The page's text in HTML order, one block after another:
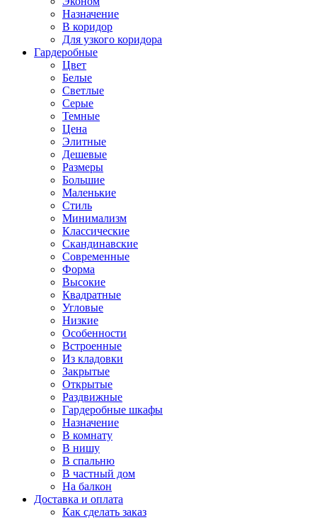
Назначение
В коридор
Для узкого коридора
Гардеробные
Цвет
Белые
Светлые
Серые
Темные
Цена
Элитные
Дешевые
Размеры
Большие
Маленькие
Стиль
Минимализм
Классические
Скандинавские
Современные
Форма
Высокие
Квадратные
Угловые
Низкие
Особенности
Встроенные
Из кладовки
Закрытые
Открытые
Раздвижные
Гардеробные шкафы
Назначение
В комнату
В нишу
В спальню
В частный дом
На балкон
Доставка и оплата
Как сделать заказ